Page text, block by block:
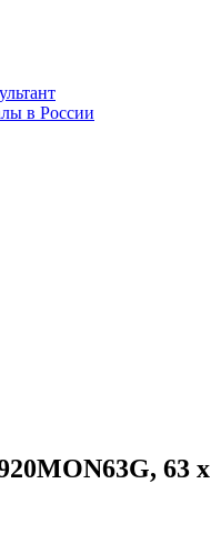
в России
63 х